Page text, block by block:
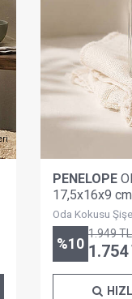
PENELOPE
17,5x16x9 cm
Oda Kokusu
%10
1.949TL
1.754